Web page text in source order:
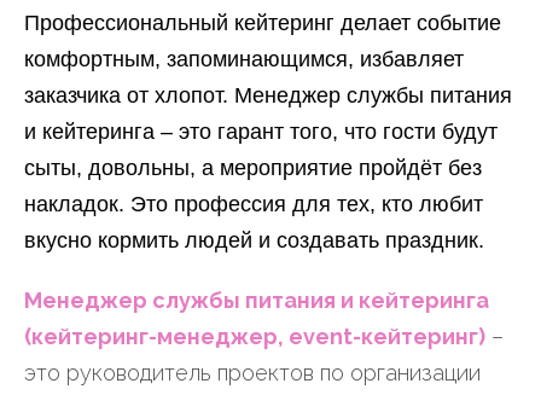
Профессиональный кейтеринг делает событие
комфортным, запоминающимся, избавляет
заказчика от хлопот. Менеджер службы питания
и кейтеринга – это гарант того, что гости будут
сыты, довольны, а мероприятие пройдёт без
накладок. Это профессия для тех, кто любит
вкусно кормить людей и создавать праздник.
Менеджер службы питания и кейтеринга
(кейтеринг-менеджер, event-кейтеринг) –
это руководитель проектов по организации